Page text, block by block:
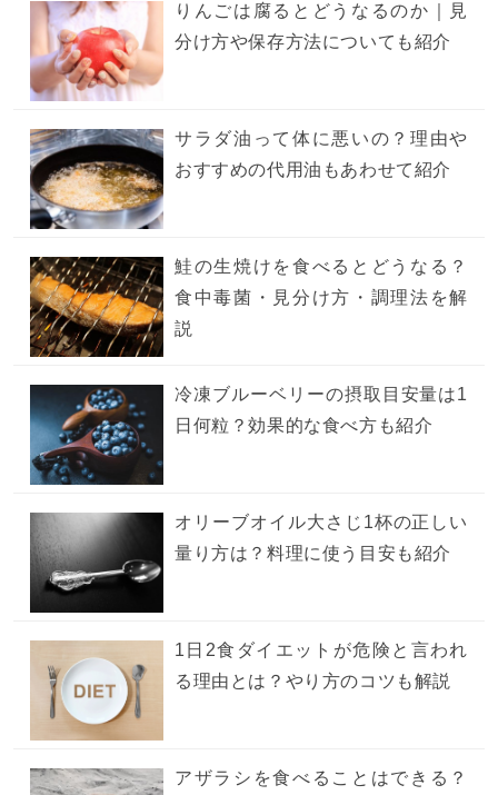
りんごは腐るとどうなるのか｜見
分け方や保存方法についても紹介
サラダ油って体に悪いの？理由や
おすすめの代用油もあわせて紹介
鮭の生焼けを食べるとどうなる？
食中毒菌・見分け方・調理法を解
説
冷凍ブルーベリーの摂取目安量は1
日何粒？効果的な食べ方も紹介
オリーブオイル大さじ1杯の正しい
量り方は？料理に使う目安も紹介
1日2食ダイエットが危険と言われ
る理由とは？やり方のコツも解説
アザラシを食べることはできる？